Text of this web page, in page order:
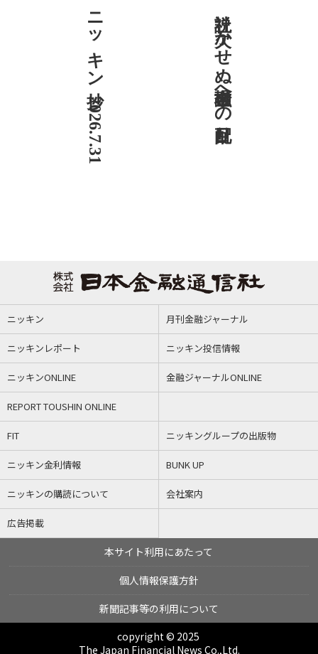
ニッキン抄 2026.7.31 社説 欠かせぬ金融市場への目配り
ニッキン 月刊金融ジャーナル
ニッキンレポート ニッキン投信情報
ニッキンONLINE 金融ジャーナルONLINE
REPORT TOUSHIN ONLINE
FIT ニッキングループの出版物
ニッキン金利情報 BUNK UP
ニッキンの購読について 会社案内
広告掲載
本サイト利用にあたって
個人情報保護方針
新聞記事等の利用について
copyright © 2025
The Japan Financial News Co.,Ltd.